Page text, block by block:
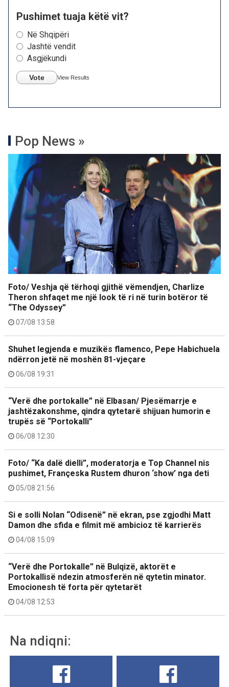
Pushimet tuaja këtë vit?
Në Shqipëri
Jashtë vendit
Asgjëkundi
Vote View Results
Pop News »
Foto/ Veshja që tërhoqi gjithë vëmendjen, Charlize
Theron shfaqet me një look të ri në turin botëror të
“The Odyssey”
07/08 13:58
Shuhet legjenda e muzikës flamenco, Pepe Habichuela
ndërron jetë në moshën 81-vjeçare
06/08 19:31
“Verë dhe portokalle” në Elbasan/ Pjesëmarrje e
jashtëzakonshme, qindra qytetarë shijuan humorin e
trupës së “Portokalli”
06/08 12:30
Foto/ “Ka dalë dielli”, moderatorja e Top Channel nis
pushimet, Françeska Rustem dhuron ‘show’ nga deti
05/08 21:56
Si e solli Nolan “Odisenë” në ekran, pse zgjodhi Matt
Damon dhe sfida e filmit më ambicioz të karrierës
04/08 15:09
“Verë dhe Portokalle” në Bulqizë, aktorët e
Portokallisë ndezin atmosferën në qytetin minator.
Emocionesh të forta për qytetarët
04/08 12:53
Na ndiqni: